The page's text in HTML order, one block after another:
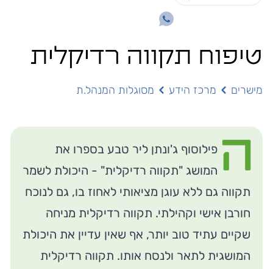
טיפוח תקווה רדיקלית
מישרים מרכז הידע מסוגלות המנהל.ת
ה פילוסוף ג'ונתן ליר טבע בספרו את
המושג "תקווה רדיקלית" - היכולת לשמר
תקווה גם ללא עוגן מציאותי לאחוז בו, גם לנוכח
חורבן אישי וקהילתי. תקווה רדיקלית מניחה
שקיים עתיד טוב יותר, אף שאין עדיין את היכולת
המושגית לתאר ולנסח אותו. תקווה רדיקלית